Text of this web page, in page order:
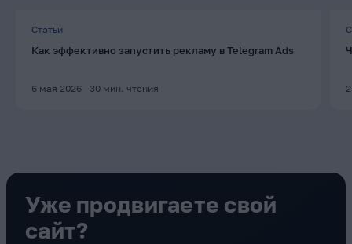
Статьи
Как эффективно запустить рекламу в Telegram Ads
6 мая 2026 30 мин. чтения
Уже продвигаете свой
сайт?